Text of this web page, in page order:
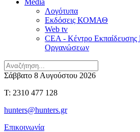
Media
Λογότυπα
Εκδόσεις ΚΟΜΑΘ
Web tv
CEA - Κέντρο Εκπαίδευσης
Οργανώσεων
Σάββατο 8 Αυγούστου 2026
T: 2310 477 128
hunters@hunters.gr
Επικοινωνία